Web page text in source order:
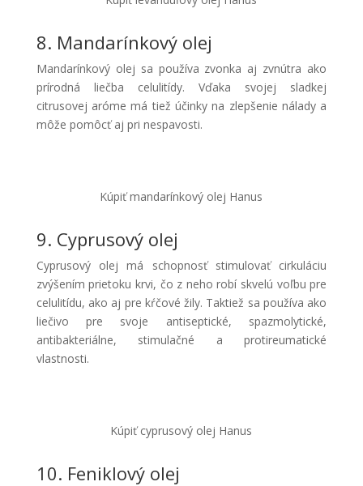
8. Mandarínkový olej
Mandarínkový olej sa používa zvonka aj zvnútra ako
prírodná liečba celulitídy. Vďaka svojej sladkej
citrusovej aróme má tiež účinky na zlepšenie nálady a
môže pomôcť aj pri nespavosti.
Kúpiť mandarínkový olej Hanus
9. Cyprusový olej
Cyprusový olej má schopnosť stimulovať cirkuláciu
zvýšením prietoku krvi, čo z neho robí skvelú voľbu pre
celulitídu, ako aj pre kŕčové žily. Taktiež sa používa ako
liečivo pre svoje antiseptické, spazmolytické,
antibakteriálne, stimulačné a protireumatické
vlastnosti.
Kúpiť cyprusový olej Hanus
10. Feniklový olej